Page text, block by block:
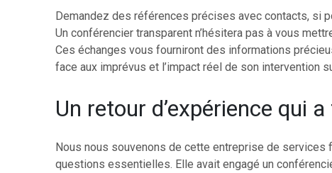
Demandez des références précises avec contacts, si
Un conférencier transparent n’hésitera pas à vous
Ces échanges vous fourniront des informations
face aux imprévus et l’impact réel de son intervention
Un retour d’expérience qui
Nous nous souvenons de cette entreprise de services
questions essentielles. Elle avait engagé un